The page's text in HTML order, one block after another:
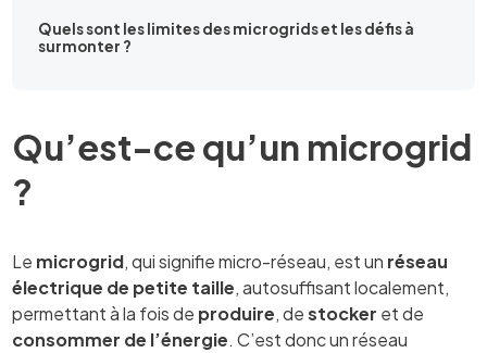
Quels sont les limites des microgrids et les défis à
surmonter ?
Qu’est-ce qu’un microgrid
?
Le microgrid, qui signifie micro-réseau, est un réseau
électrique de petite taille, autosuffisant localement,
permettant à la fois de produire, destocker et de
consommer de l’énergie. C’est donc un réseau